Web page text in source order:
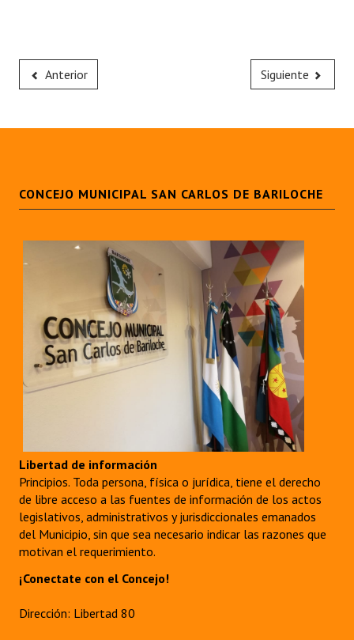
Anterior Siguiente
CONCEJO MUNICIPAL SAN CARLOS DE BARILOCHE
Libertad de información
Principios. Toda persona, física o jurídica, tiene el derecho
de libre acceso a las fuentes de información de los actos
legislativos, administrativos y jurisdiccionales emanados
del Municipio, sin que sea necesario indicar las razones que
motivan el requerimiento.
¡Conectate con el Concejo!
Dirección: Libertad 80